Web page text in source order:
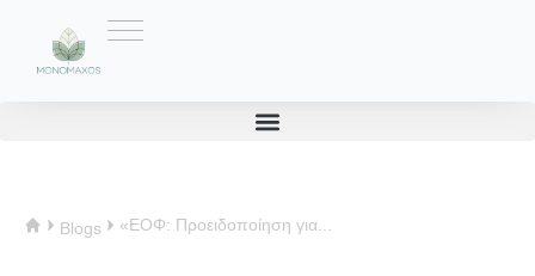
Blogs «ΕΟΦ: Προειδοποίηση για...